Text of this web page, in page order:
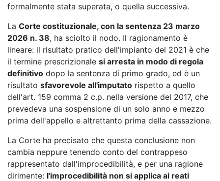
formalmente stata superata, o quella successiva.
La Corte costituzionale, con la sentenza 23 marzo
2026 n. 38, ha sciolto il nodo. Il ragionamento è
lineare: il risultato pratico dell'impianto del 2021 è che
il termine prescrizionale si arresta in modo di regola
definitivo dopo la sentenza di primo grado, ed è un
risultato sfavorevole all'imputato rispetto a quello
dell'art. 159 comma 2 c.p. nella versione del 2017, che
prevedeva una sospensione di un solo anno e mezzo
prima dell'appello e altrettanto prima della cassazione.
La Corte ha precisato che questa conclusione non
cambia neppure tenendo conto del contrappeso
rappresentato dall'improcedibilità, e per una ragione
dirimente: l'improcedibilità non si applica ai reati